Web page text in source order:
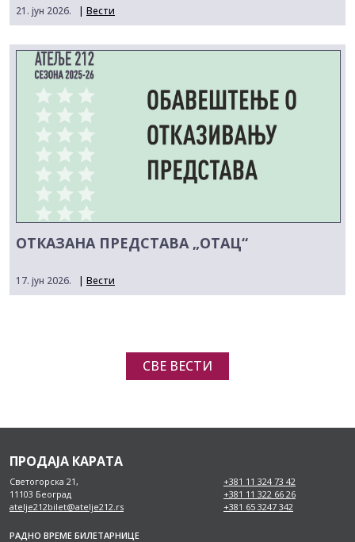
21. јун 2026. | Вести
ОТКАЗАНА ПРЕДСТАВА „ОТАЦ“
17. јун 2026. | Вести
СВЕ ВЕСТИ
ПРОДАЈА КАРАТА
Светогорска 21,
11103 Београд
atelje212bilet@atelje212.rs
+381 11 324 73 42
+381 11 322 66 26
+381 65 3247 342
РАДНО ВРЕМЕ БИЛЕТАРНИЦЕ